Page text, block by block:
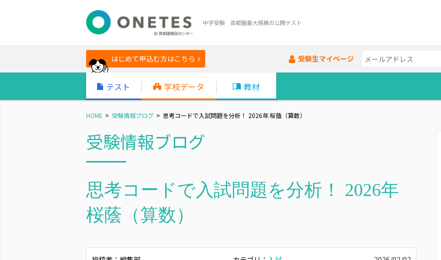
中学受験 首都圏最大規模の公開テスト
はじめて申込む方はこちら 受験生マイページ
テスト 学校データ 教材
HOME 受験情報ブログ 思考コードで入試問題を分析！ 2026年 桜蔭（算数）
受験情報ブログ
思考コードで入試問題を分析！ 2026年
桜蔭（算数）